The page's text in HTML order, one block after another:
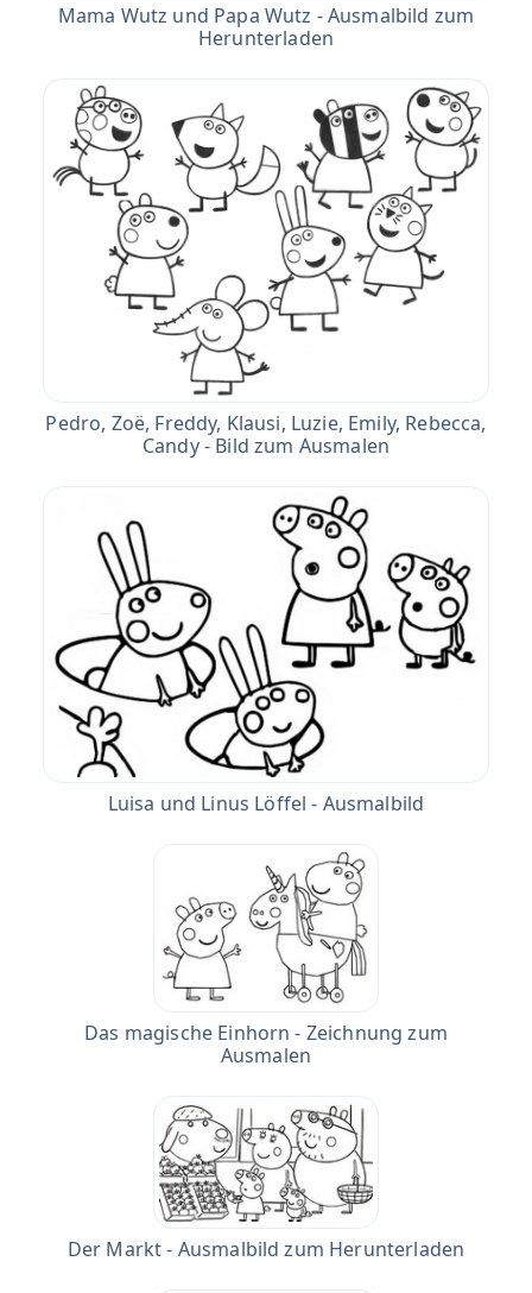
Mama Wutz und Papa Wutz - Ausmalbild zum
Herunterladen
Pedro, Zoë, Freddy, Klausi, Luzie, Emily, Rebecca,
Candy - Bild zum Ausmalen
Luisa und Linus Löffel - Ausmalbild
Das magische Einhorn - Zeichnung zum
Ausmalen
Der Markt - Ausmalbild zum Herunterladen